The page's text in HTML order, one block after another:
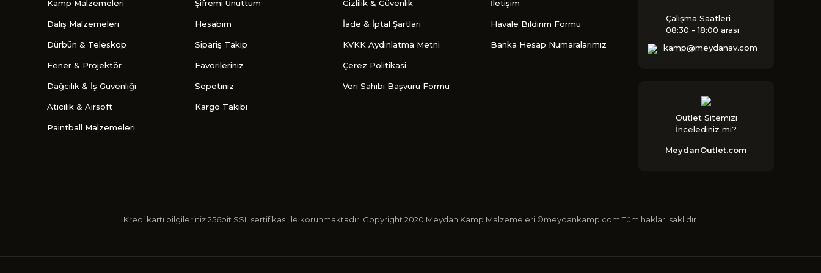
Kamp Malzemeleri
Dalış Malzemeleri
Dürbün & Teleskop
Fener & Projektör
Dağcılık & İş Güvenliği
Atıcılık & Airsoft
Paintball Malzemeleri
Şifremi Unuttum
Hesabım
Sipariş Takip
Favorileriniz
Sepetiniz
Kargo Takibi
Gizlilik & Güvenlik
İade & İptal Şartları
KVKK Aydınlatma Metni
Çerez Politikasi.
Veri Sahibi Başvuru Formu
İletişim
Havale Bildirim Formu
Banka Hesap Numaralarımız
Çalışma Saatleri
08:30 - 18:00 arası
kamp@meydanav.com
Outlet Sitemizi
İncelediniz mi?
MeydanOutlet.com
Kredi kartı bilgileriniz 256bit SSL sertifikası ile korunmaktadır. Copyright 2020 Meydan Kamp Malzemeleri ©meydankamp.com Tüm hakları saklıdır.